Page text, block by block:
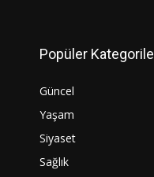
Popüler
Güncel
Yaşam
Siyaset
Sağlık